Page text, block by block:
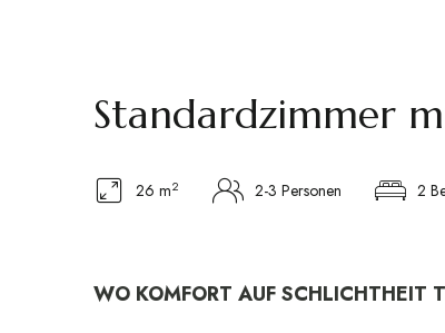
Standardzimmer
26 m2 2-3 Personen 2
WO KOMFORT AUF SCHLICHTHEIT